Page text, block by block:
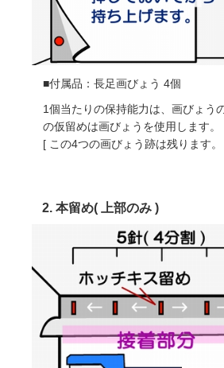
■付属品：長足画びょう 4個
1個当たりの保持能力は、画びょう
の仮留めは画びょうを使用します。
[ この4つの画びょう跡は残ります。
2. 本留め( 上部のみ )